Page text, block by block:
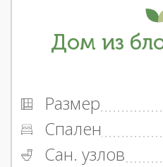
Дом из
Размер
Спален
Сан. узлов